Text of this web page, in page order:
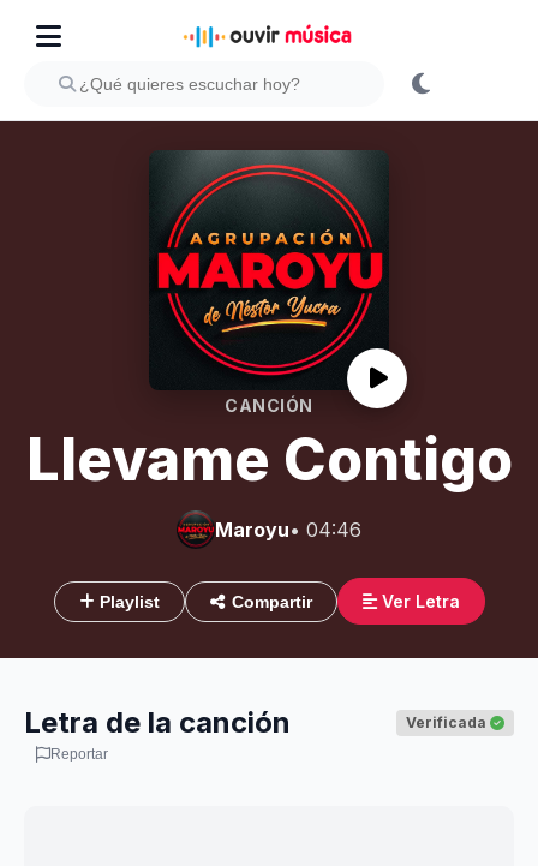
CANCIÓN
Llevame Contigo
Maroyu• 04:46
Playlist Compartir Ver Letra
Letra de la canción Verificada
Reportar